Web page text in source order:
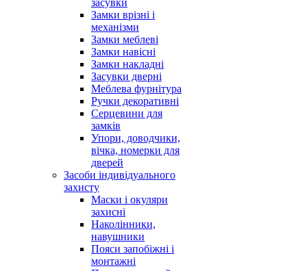
засувки
Замки врізні і
механізми
Замки меблеві
Замки навісні
Замки накладні
Засувки дверні
Меблева фурнітура
Ручки декоративні
Серцевини для
замків
Упори, доводчики,
вічка, номерки для
дверей
Засоби індивідуального
захисту
Маски і окуляри
захисні
Наколінники,
навушники
Пояси запобіжні і
монтажні